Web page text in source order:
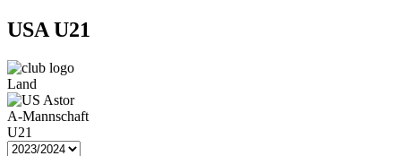
USA U21
Land
A-Mannschaft
U21